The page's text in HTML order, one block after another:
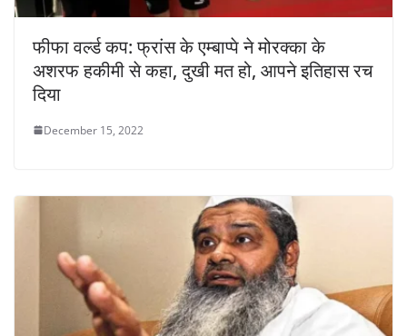
फीफा वर्ल्ड कप: फ्रांस के एम्बाप्पे ने मोरक्का के
अशरफ हकीमी से कहा, दुखी मत हो, आपने इतिहास रच
दिया
December 15, 2022